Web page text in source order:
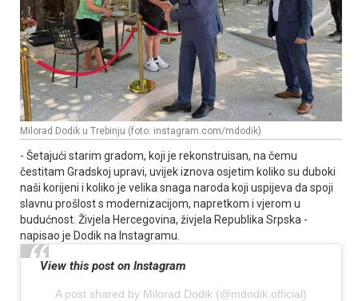
Milorad Dodik u Trebinju (foto: instagram.com/mdodik)
- Šetajući starim gradom, koji je rekonstruisan, na čemu
čestitam Gradskoj upravi, uvijek iznova osjetim koliko su duboki
naši korijeni i koliko je velika snaga naroda koji uspijeva da spoji
slavnu prošlost s modernizacijom, napretkom i vjerom u
budućnost. Živjela Hercegovina, živjela Republika Srpska -
napisao je Dodik na Instagramu.
View this post on Instagram
A post shared by Milorad Dodik (@mdodik.official)